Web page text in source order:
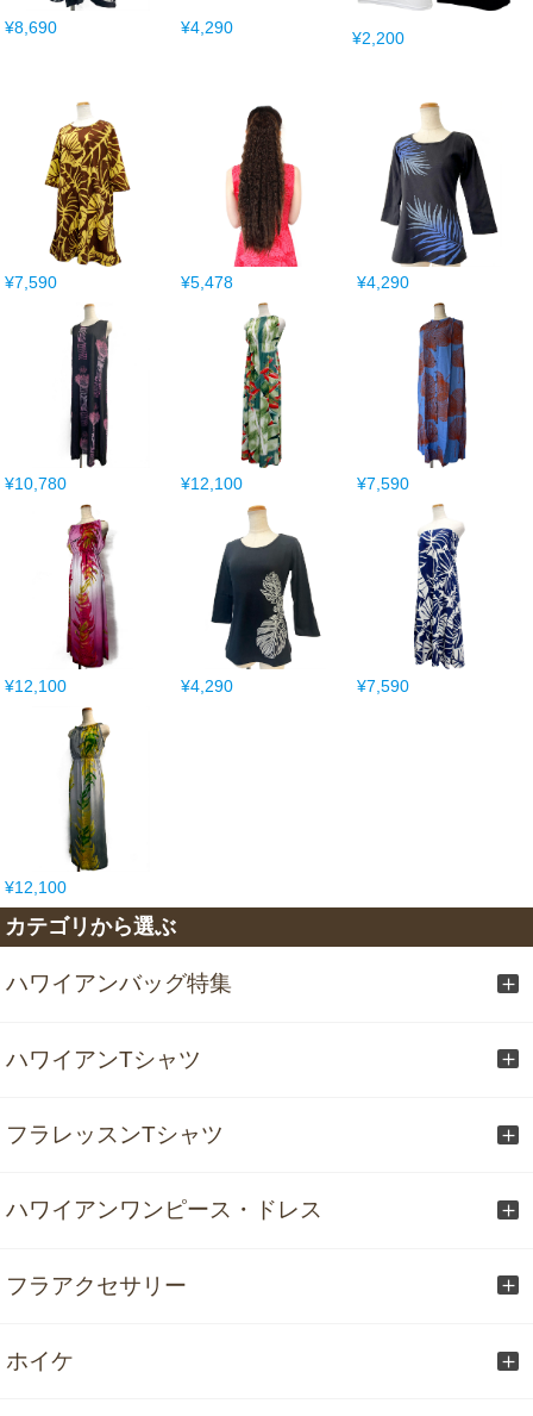
¥8,690 ¥4,290
¥2,200
¥7,590 ¥5,478 ¥4,290
¥10,780 ¥12,100 ¥7,590
¥12,100 ¥4,290 ¥7,590
¥12,100
カテゴリから選ぶ
ハワイアンバッグ特集
ハワイアンTシャツ
フラレッスンTシャツ
ハワイアンワンピース・ドレス
フラアクセサリー
ホイケ